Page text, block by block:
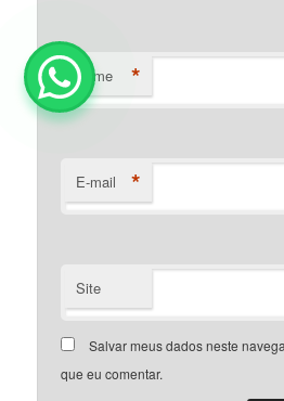
Nome *
E-mail *
Site
Salvar meus dados neste
que eu comentar.